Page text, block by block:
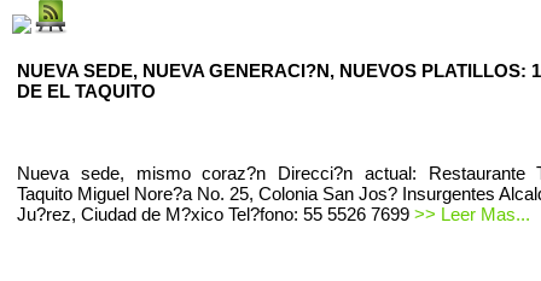
NUEVA SEDE, NUEVA GENERACI?N, NUEVOS PLATILLOS:
DE EL TAQUITO
Nueva sede, mismo coraz?n Direcci?n actual: Restaurante
Taquito Miguel Nore?a No. 25, Colonia San Jos? Insurgentes
Ju?rez, Ciudad de M?xico Tel?fono: 55 5526 7699 >> Leer Mas...